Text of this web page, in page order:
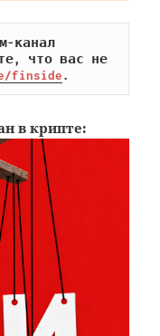
канал
что вас не
finside.
в крипте: